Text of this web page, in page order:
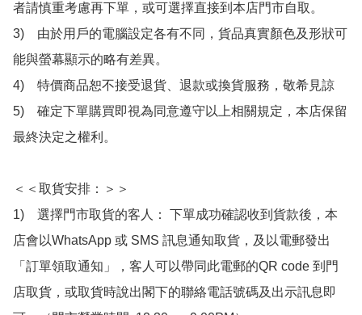
者請慎重考慮再下單，或可選擇直接到本店門市自取。
3)　由於用戶的電腦設定各有不同，貨品真實顏色及形狀可
能與螢幕顯示的略有差異。
4)　特價商品恕不接受退貨、退款或換貨服務，敬希見諒
5)　確定下單購買即視為同意遵守以上相關規定，本店保留
最終決定之權利。
＜＜取貨安排：＞＞
1)　選擇門市取貨的客人： 下單成功確認收到貨款後，本
店會以WhatsApp 或 SMS 訊息通知取貨，及以電郵發出
「訂單領取通知」，客人可以帶同此電郵的QR code 到門
店取貨，或取貨時說出閣下的聯絡電話號碼及出示訊息即